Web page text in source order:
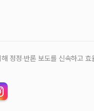
정정‧반론 보도를 신속하고